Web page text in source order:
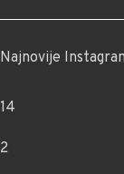
Najnovije
14
2